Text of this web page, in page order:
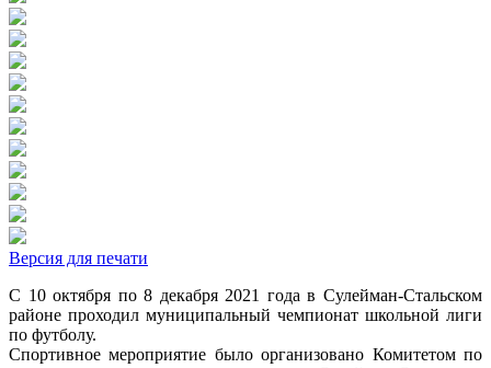
Версия для печати
С 10 октября по 8 декабря 2021 года в Сулейман-Стальском
районе проходил муниципальный чемпионат школьной лиги
по футболу.
Спортивное мероприятие было организовано Комитетом по